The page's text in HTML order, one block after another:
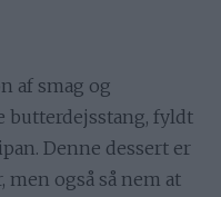
af smag og
butterdejsstang, fyldt
Denne dessert er
også så nem at